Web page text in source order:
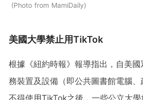
Photo from MamiDaily
美國大學禁止用TikTok
根據《紐約時報》報導指出，自美
務裝置及設備（即公共圖書館電腦、
不得使用TikTok之後，一些公立大